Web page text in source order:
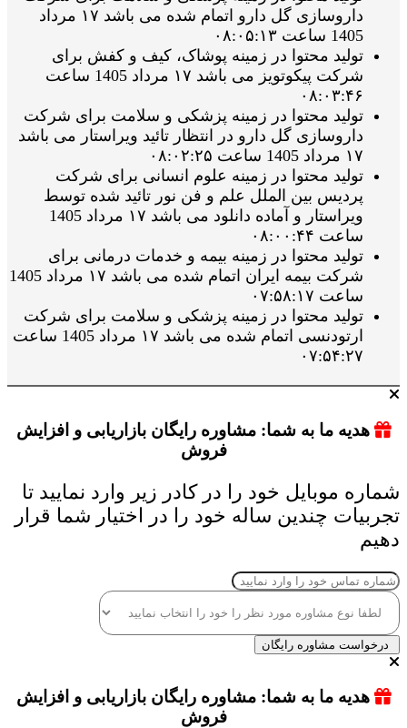
داروسازی گل دارو اتمام شده می باشد ۱۷ مرداد
1405 ساعت ۰۸:۰۵:۱۳
تولید محتوا در زمینه پوشاک، کیف و کفش برای
شرکت پیکوتویز می باشد ۱۷ مرداد 1405 ساعت
۰۸:۰۳:۴۶
تولید محتوا در زمینه پزشکی و سلامت برای شرکت
داروسازی گل دارو در انتظار تائید ویراستار می باشد
۱۷ مرداد 1405 ساعت ۰۸:۰۲:۲۵
تولید محتوا در زمینه علوم انسانی برای شرکت
پردیس بین الملل علم و فن نور تائید شده توسط
ویراستار و آماده دانلود می باشد ۱۷ مرداد 1405
ساعت ۰۸:۰۰:۴۴
تولید محتوا در زمینه بیمه و خدمات درمانی برای
شرکت بیمه ایران اتمام شده می باشد ۱۷ مرداد 1405
ساعت ۰۷:۵۸:۱۷
تولید محتوا در زمینه پزشکی و سلامت برای شرکت
ارتودنسی اتمام شده می باشد ۱۷ مرداد 1405 ساعت
۰۷:۵۴:۲۷
هدیه ما به شما: مشاوره رایگان بازاریابی و افزایش
فروش
شماره موبایل خود را در کادر زیر وارد نمایید تا
تجربیات چندین ساله خود را در اختیار شما قرار
دهیم
درخواست مشاوره رایگان
هدیه ما به شما: مشاوره رایگان بازاریابی و افزایش
فروش